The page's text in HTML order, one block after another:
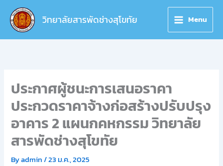
content
วิทยาลัยสารพัดช่างสุโขทัย Menu
ประกาศผู้ชนะการเสนอราคา
ประกวดราคาจ้างก่อสร้างปรับปรุง
อาคาร 2 แผนกคหกรรม วิทยาลัย
สารพัดช่างสุโขทัย
Byadmin/23 ม.ค., 2025